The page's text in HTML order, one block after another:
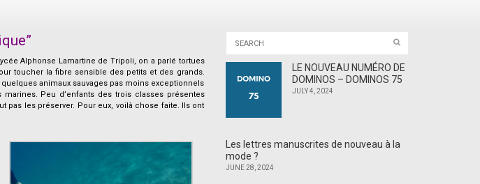
Alphonse Lamartine de Tripoli, on a parlé tortues
toucher la fibre sensible des petits et des grands.
animaux sauvages pas moins exceptionnels
Peu d’enfants des trois classes présentes
pas les préserver. Pour eux, voilà chose faite. Ils ont
LE NOUVEAU NUMÉRO DE
DOMINOS – DOMINOS 75
JULY 4, 2024
Les lettres manuscrites de nouveau à la
mode ?
JUNE 28, 2024